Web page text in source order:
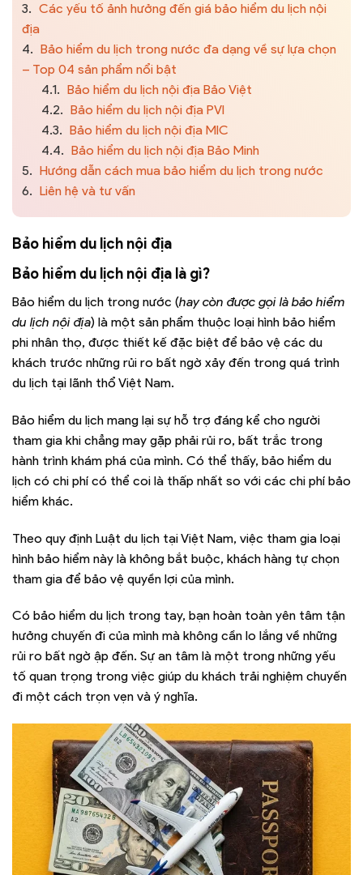
3. Các yếu tố ảnh hưởng đến giá bảo hiểm du lịch nội
địa
4. Bảo hiểm du lịch trong nước đa dạng về sự lựa chọn
– Top 04 sản phẩm nổi bật
4.1. Bảo hiểm du lịch nội địa Bảo Việt
4.2. Bảo hiểm du lịch nội địa PVI
4.3. Bảo hiểm du lịch nội địa MIC
4.4. Bảo hiểm du lịch nội địa Bảo Minh
5. Hướng dẫn cách mua bảo hiểm du lịch trong nước
6. Liên hệ và tư vấn
Bảo hiểm du lịch nội địa
Bảo hiểm du lịch nội địa là gì?
Bảo hiểm du lịch trong nước (hay còn được gọi là bảo hiểm
du lịch nội địa) là một sản phẩm thuộc loại hình bảo hiểm
phi nhân thọ, được thiết kế đặc biệt để bảo vệ các du
khách trước những rủi ro bất ngờ xảy đến trong quá trình
du lịch tại lãnh thổ Việt Nam.
Bảo hiểm du lịch mang lại sự hỗ trợ đáng kể cho người
tham gia khi chẳng may gặp phải rủi ro, bất trắc trong
hành trình khám phá của mình. Có thể thấy, bảo hiểm du
lịch có chi phí có thể coi là thấp nhất so với các chi phí bảo
hiểm khác.
Theo quy định Luật du lịch tại Việt Nam, việc tham gia loại
hình bảo hiểm này là không bắt buộc, khách hàng tự chọn
tham gia để bảo vệ quyền lợi của mình.
Có bảo hiểm du lịch trong tay, bạn hoàn toàn yên tâm tận
hưởng chuyến đi của mình mà không cần lo lắng về những
rủi ro bất ngờ ập đến. Sự an tâm là một trong những yếu
tố quan trọng trong việc giúp du khách trải nghiệm chuyến
đi một cách trọn vẹn và ý nghĩa.